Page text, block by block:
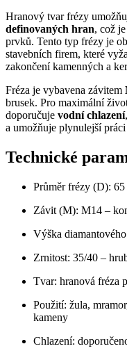
Hranový tvar frézy
definovaných hran, což
prvků. Tento typ frézy je
stavebních firem, které
zakončení kamenných a
Fréza je vybavena závitem
brusek. Pro maximální
doporučuje vodní chlazení
a umožňuje plynulejší
Technické
Průměr frézy (D): 65
Závit (M): M14 –
Výška
Zrnitost: 35/40 –
Tvar: hranová fréza
Použití: žula,
kameny
Chlazení: